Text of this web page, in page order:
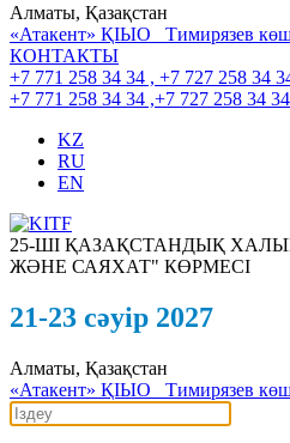
Алматы, Қазақстан
«Атакент» ҚІЫО Тимирязев
КОНТАКТЫ
+7 771 258 34 34 , +7 727 258 34
+7 771 258 34 34 ,+7 727 258 34 34
KZ
RU
EN
25-ШI ҚАЗАҚСТАНДЫҚ
ЖӘНЕ САЯХАТ" КӨРМЕСІ
21-23 сәуір 2027
Алматы, Қазақстан
«Атакент» ҚІЫО Тимирязев